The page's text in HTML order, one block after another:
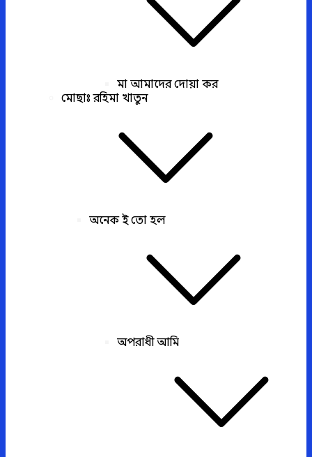
মা আমাদের দোয়া কর
মোছাঃ রহিমা খাতুন
অনেক ই তো হল
অপরাধী আমি